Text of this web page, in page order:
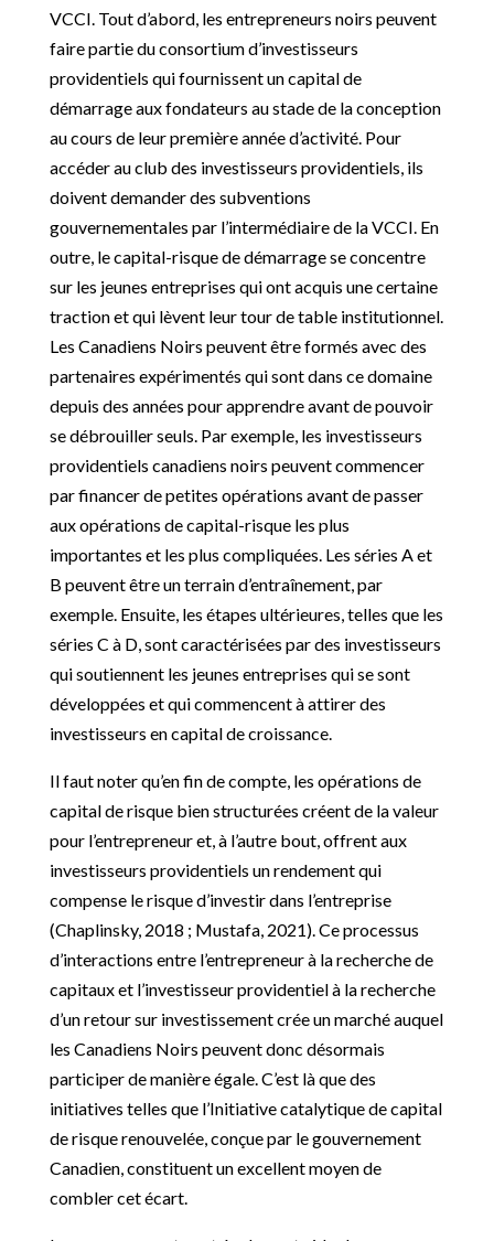
VCCI. Tout d’abord, les entrepreneurs noirs peuvent
faire partie du consortium d’investisseurs
providentiels qui fournissent un capital de
démarrage aux fondateurs au stade de la conception
au cours de leur première année d’activité. Pour
accéder au club des investisseurs providentiels, ils
doivent demander des subventions
gouvernementales par l’intermédiaire de la VCCI. En
outre, le capital-risque de démarrage se concentre
sur les jeunes entreprises qui ont acquis une certaine
traction et qui lèvent leur tour de table institutionnel.
Les Canadiens Noirs peuvent être formés avec des
partenaires expérimentés qui sont dans ce domaine
depuis des années pour apprendre avant de pouvoir
se débrouiller seuls. Par exemple, les investisseurs
providentiels canadiens noirs peuvent commencer
par financer de petites opérations avant de passer
aux opérations de capital-risque les plus
importantes et les plus compliquées. Les séries A et
B peuvent être un terrain d’entraînement, par
exemple. Ensuite, les étapes ultérieures, telles que les
séries C à D, sont caractérisées par des investisseurs
qui soutiennent les jeunes entreprises qui se sont
développées et qui commencent à attirer des
investisseurs en capital de croissance.
Il faut noter qu’en fin de compte, les opérations de
capital de risque bien structurées créent de la valeur
pour l’entrepreneur et, à l’autre bout, offrent aux
investisseurs providentiels un rendement qui
compense le risque d’investir dans l’entreprise
(Chaplinsky, 2018 ; Mustafa, 2021). Ce processus
d’interactions entre l’entrepreneur à la recherche de
capitaux et l’investisseur providentiel à la recherche
d’un retour sur investissement crée un marché auquel
les Canadiens Noirs peuvent donc désormais
participer de manière égale. C’est là que des
initiatives telles que l’Initiative catalytique de capital
de risque renouvelée, conçue par le gouvernement
Canadien, constituent un excellent moyen de
combler cet écart.